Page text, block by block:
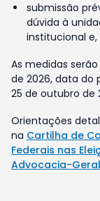
submissão
dúvida à
institucional e,
As medidas
de 2026, data do
25 de outubro de
Orientações
na Cartilha de
Federais nas
Advocacia-